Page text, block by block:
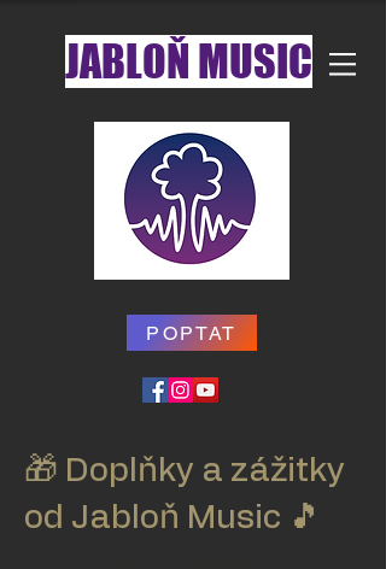
JABLOŇ MUSIC
POPTAT
🎁 Doplňky a zážitky
od Jabloň Music 🎵